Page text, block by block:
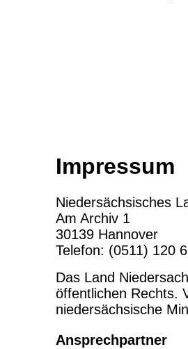
Impressum
Niedersächsisches
Am Archiv 1
30139 Hannover
Telefon: (0511) 120
Das Land
öffentlichen Rechts.
niedersächsische
Ansprechpartner